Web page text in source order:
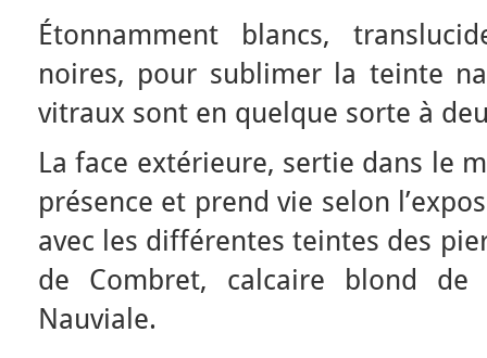
Étonnamment blancs,
noires, pour sublimer la teinte
vitraux sont en quelque sorte à
La face extérieure, sertie dans le
présence et prend vie selon
avec les différentes teintes des
de Combret, calcaire blond
Nauviale.